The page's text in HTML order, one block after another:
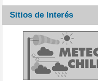
Sitios de Interés